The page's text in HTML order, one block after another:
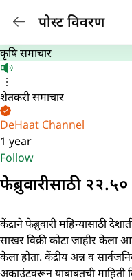
पोस्ट विवरण
कृषि समाचार
शेतकरी समाचार
DeHaat Channel
1 year
Follow
फेब्रुवारीसाठी
केंद्राने फेब्रुवारी महिन्यासाठी
साखर विक्री कोटा जाहीर केला
केला होता. केंद्रीय अन्न व
अकाउंटवरून याबाबतची माहिती